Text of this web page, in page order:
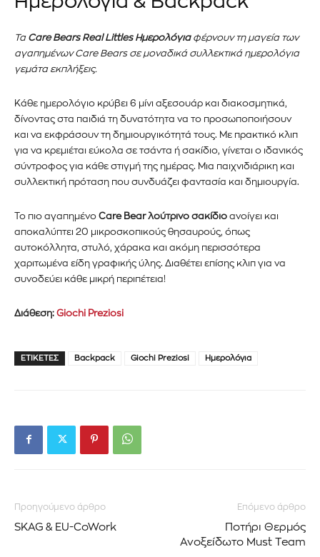
Εγγραφείτε στο Newsletter του
Τα Care Bears Real Littles Ημερολόγιαφέρνουν τη μαγεία των
αγαπημένων Care Bears σε μοναδικά συλλεκτικά ημερολόγια
γεμάτα εκπλήξεις.
Κάθε ημερολόγιο κρύβει 6 μίνι αξεσουάρ και διακοσμητικά,
δίνοντας στα παιδιά τη δυνατότητα να το προσωποποιήσουν
και να εκφράσουν τη δημιουργικότητά τους. Με πρακτικό κλιπ
για να κρεμιέται εύκολα σε τσάντα ή σακίδιο, γίνεται ο ιδανικός
σύντροφος για κάθε στιγμή της ημέρας. Μια παιχνιδιάρικη και
συλλεκτική πρόταση που συνδυάζει φαντασία και δημιουργία.
Το πιο αγαπημένο Care Bear λούτρινο σακίδιο ανοίγει και
αποκαλύπτει 20 μικροσκοπικούς θησαυρούς, όπως
αυτοκόλλητα, στυλό, χάρακα και ακόμη περισσότερα
χαριτωμένα είδη γραφικής ύλης. Διαθέτει επίσης κλιπ για να
συνοδεύει κάθε μικρή περιπέτεια!
Διάθεση: Giochi Preziosi
ΕΤΙΚΈΤΕΣ Backpack Giochi Preziosi Ημερολόγια
Προηγούμενο άρθρο
SKAG & EU-CoWork
Επόμενο άρθρο
Ποτήρι Θερμός
Ανοξείδωτο Must Team